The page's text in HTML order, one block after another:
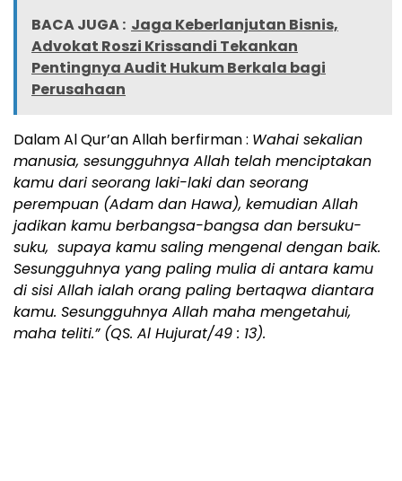
BACA JUGA : Jaga Keberlanjutan Bisnis,
Advokat Roszi Krissandi Tekankan
Pentingnya Audit Hukum Berkala bagi
Perusahaan
Dalam Al Qur’an Allah berfirman : Wahai sekalian
manusia, sesungguhnya Allah telah menciptakan
kamu dari seorang laki-laki dan seorang
perempuan (Adam dan Hawa), kemudian Allah
jadikan kamu berbangsa-bangsa dan bersuku-
suku, supaya kamu saling mengenal dengan baik.
Sesungguhnya yang paling mulia di antara kamu
di sisi Allah ialah orang paling bertaqwa diantara
kamu. Sesungguhnya Allah maha mengetahui,
maha teliti.” (QS. Al Hujurat/49 : 13).